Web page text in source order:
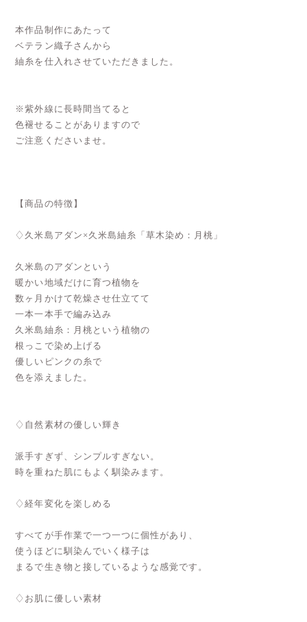
本作品制作にあたって
ベテラン織子さんから
紬糸を仕入れさせていただきました。
※紫外線に長時間当てると
色褪せることがありますので
ご注意くださいませ。
【商品の特徴】
♢久米島アダン×久米島紬糸「草木染め：月桃」
久米島のアダンという
暖かい地域だけに育つ植物を
数ヶ月かけて乾燥させ仕立てて
一本一本手で編み込み
久米島紬糸：月桃という植物の
根っこで染め上げる
優しいピンクの糸で
色を添えました。
♢自然素材の優しい輝き
派手すぎず、シンプルすぎない。
時を重ねた肌にもよく馴染みます。
♢経年変化を楽しめる
すべてが手作業で一つ一つに個性があり、
使うほどに馴染んでいく様子は
まるで生き物と接しているような感覚です。
♢お肌に優しい素材